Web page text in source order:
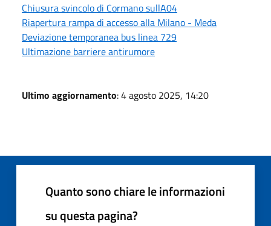
Chiusura svincolo di Cormano sullA04
Riapertura rampa di accesso alla Milano - Meda
Deviazione temporanea bus linea 729
Ultimazione barriere antirumore
Ultimo aggiornamento: 4 agosto 2025, 14:20
Quanto sono chiare le informazioni
su questa pagina?